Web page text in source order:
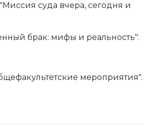
суда вчера, сегодня и
брак: мифы и реальность".
мероприятия".